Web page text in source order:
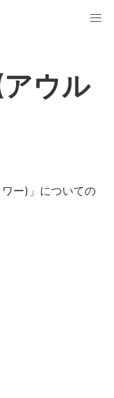
ウル
ー)」についての